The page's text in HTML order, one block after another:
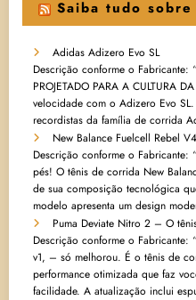
Saiba tudo sobre
Adidas Adizero Evo SL
Descrição conforme o Fabricante:
PROJETADO PARA A CULTURA
velocidade com o Adizero Evo
recordistas da família de corrida
New Balance Fuelcell Rebel V4
Descrição conforme o Fabricante:
pés! O tênis de corrida New
de sua composição tecnológica
modelo apresenta um design
Puma Deviate Nitro 2 – O
Descrição conforme o
v1, – só melhorou. É o tênis de
performance otimizada que faz
facilidade. A atualização inclui